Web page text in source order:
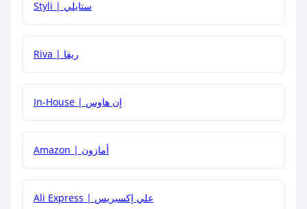
هل يمكنني جمع كود خصم مع العروض الأخرى؟
Styli | ستايلي
Riva | ريفا
In-House | إن هاوس
Amazon | أمازون
Ali Express | علي إكسبريس